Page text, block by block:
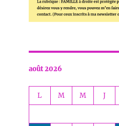
août 2026
L M M J